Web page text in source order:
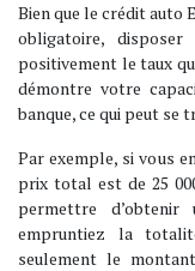
Bien que le crédit auto
obligatoire,
positivement le taux
démontre votre
banque, ce qui peut se
Par exemple, si vous
prix total est de 25
permettre
empruntiez la
seulement le